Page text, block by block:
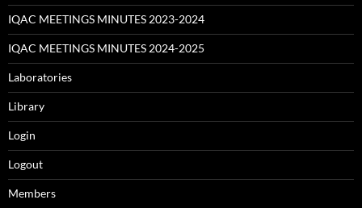
IQAC MEETINGS MINUTES 2023-2024
IQAC MEETINGS MINUTES 2024-2025
Laboratories
Library
Login
Logout
Members